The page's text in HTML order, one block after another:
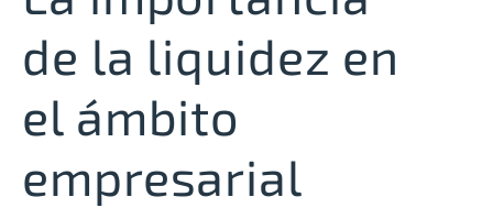
de la liquidez en
el ámbito
empresarial